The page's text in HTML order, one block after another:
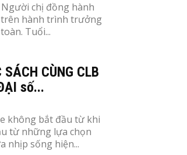
chị đồng hành
trên hành trình trưởng
Tuổi...
CÙNG CLB
số...
không bắt đầu từ khi
từ những lựa chọn
nhịp sống hiện...